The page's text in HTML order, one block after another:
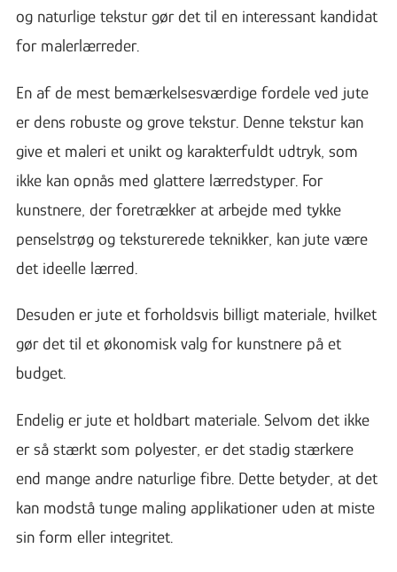
og naturlige tekstur gør det til en interessant kandidat
for malerlærreder.
En af de mest bemærkelsesværdige fordele ved jute
er dens robuste og grove tekstur. Denne tekstur kan
give et maleri et unikt og karakterfuldt udtryk, som
ikke kan opnås med glattere lærredstyper. For
kunstnere, der foretrækker at arbejde med tykke
penselstrøg og teksturerede teknikker, kan jute være
det ideelle lærred.
Desuden er jute et forholdsvis billigt materiale, hvilket
gør det til et økonomisk valg for kunstnere på et
budget.
Endelig er jute et holdbart materiale. Selvom det ikke
er så stærkt som polyester, er det stadig stærkere
end mange andre naturlige fibre. Dette betyder, at det
kan modstå tunge maling applikationer uden at miste
sin form eller integritet.